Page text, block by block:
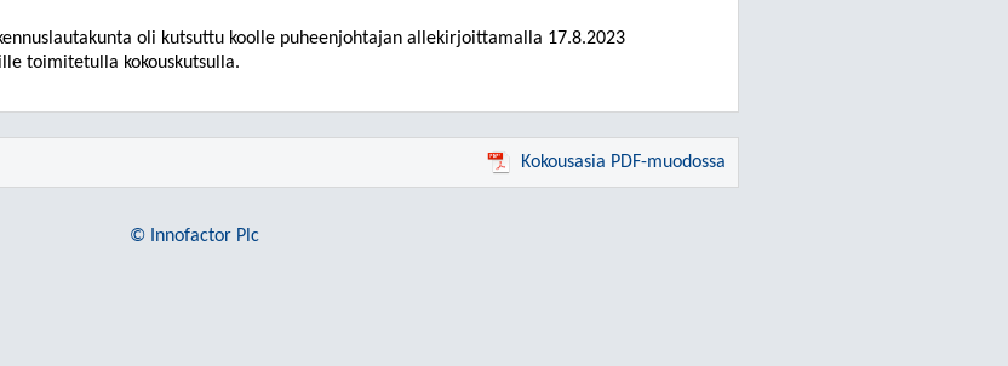
oli kutsuttu koollepuheenjohtajan allekirjoittamalla 17.8.2023
toimitetulla kokouskutsulla.
Kokousasia PDF-muodossa
© Innofactor Plc